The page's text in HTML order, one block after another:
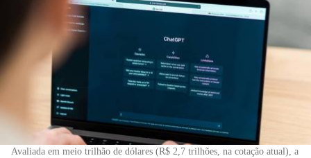
Avaliada em meio trilhão de dólares (R$ 2,7 trilhões, na cotação atual), a